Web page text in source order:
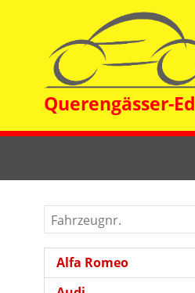
Fahrzeugnr.
Alfa Romeo